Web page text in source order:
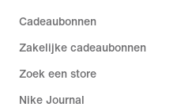
Cadeaubonnen
Zakelijke cadeaubonnen
Zoek een store
Nike Journal